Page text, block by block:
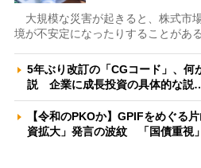
大規模な災害が起きると、株式市
境が不安定になったりすることがあ
5年ぶり改訂の「CGコード」、何
説 企業に成長投資の具体的な説
【令和のPKOか】GPIFをめぐる
資拡大」発言の波紋 「国債重視